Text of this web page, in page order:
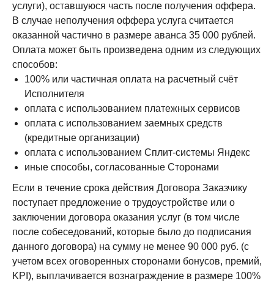
услуги), оставшуюся часть после получения оффера.
В случае неполучения оффера услуга считается
оказанной частично в размере аванса 35 000 рублей.
Оплата может быть произведена одним из следующих
способов:
100% или частичная оплата на расчетный счёт
Исполнителя
оплата с использованием платежных сервисов
оплата с использованием заемных средств
(кредитные организации)
оплата с использованием Сплит-системы Яндекс
иные способы, согласованные Сторонами
Если в течение срока действия Договора Заказчику
поступает предложение о трудоустройстве или о
заключении договора оказания услуг (в том числе
после собеседований, которые было до подписания
данного договора) на сумму не менее 90 000 руб. (с
учетом всех оговоренных сторонами бонусов, премий,
KPI), выплачивается вознаграждение в размере 100%